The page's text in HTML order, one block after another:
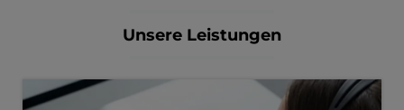
Unsere Leistungen